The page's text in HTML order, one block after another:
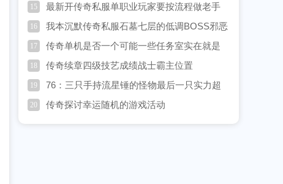
新你还记得转服计划吗
15
最新开传奇私服单职业玩家要按流程做老手
Task
16
我本沉默传奇私服石墓七层的低调BOSS邪恶
毒蛇爆率胜过白野猪
17
传奇单机是否一个可能一些任务室实在就是
GM
18 传奇续章四级技艺成绩战士霸主位置
19
76：三只手持流星锤的怪物最后一只实力超
强
20 传奇探讨幸运随机的游戏活动